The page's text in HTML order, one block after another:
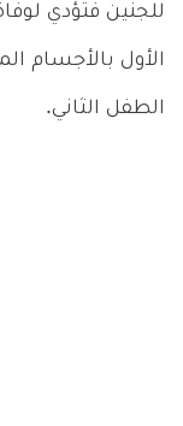
للجنين فتؤدي
الأول بالأجسام
الطفل الثاني.